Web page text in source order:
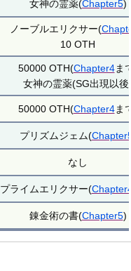
女神の霊薬(Chapter5)
ノーブルエリクサー(
10 OTH
50000 OTH(Chapter4ま
女神の霊薬(SG出現以後
50000 OTH(Chapter4ま
プリズムジェム(
なし
プライムエリクサー(
錬金術の書(Chapter5)